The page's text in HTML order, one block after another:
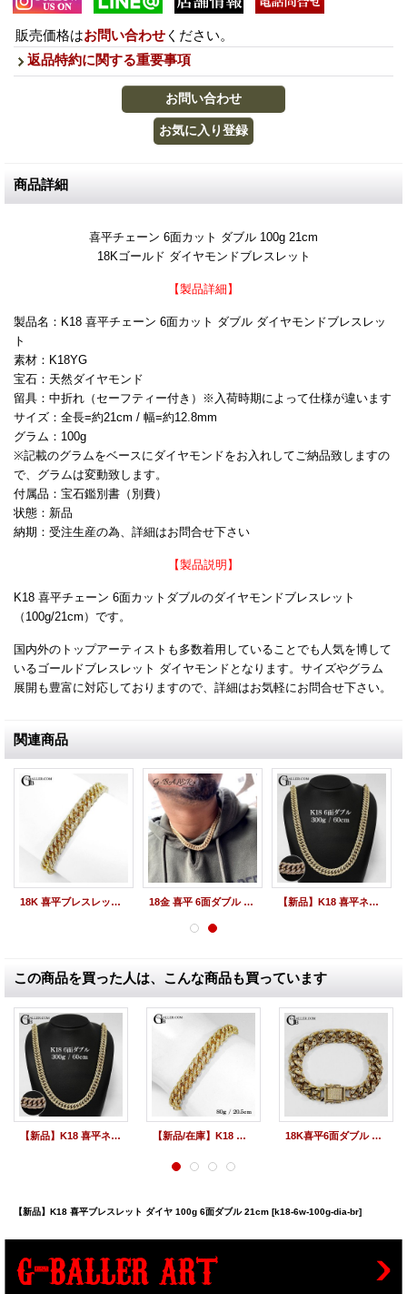
販売価格はお問い合わせ ください。
返品特約に関する重要事項
商品詳細
喜平チェーン 6面カット ダブル 100g 21cm
18Kゴールド ダイヤモンドブレスレット
【製品詳細】
製品名：K18 喜平チェーン 6面カット ダブル ダイヤモンドブレスレッ
ト
素材：K18YG
宝石：天然ダイヤモンド
留具：中折れ（セーフティー付き）※入荷時期によって仕様が違います
サイズ：全長=約21cm / 幅=約12.8mm
グラム：100g
※記載のグラムをベースにダイヤモンドをお入れしてご納品致しますの
で、グラムは変動致します。
付属品：宝石鑑別書（別費）
状態：新品
納期：受注生産の為、詳細はお問合せ下さい
【製品説明】
K18 喜平チェーン 6面カットダブルのダイヤモンドブレスレット
（100g/21cm）です。
国内外のトップアーティストも多数着用していることでも人気を博して
いるゴールドブレスレット ダイヤモンドとなります。サイズやグラム
展開も豊富に対応しておりますので、詳細はお気軽にお問合せ下さい。
関連商品
18K 喜平ブレスレット ダイヤモンド 6面カット ダブル 70g 20.5cm 18金 喜平 6面ダブル "VS Class" ダイヤモンドネックレス 200g 50cm 【新品】K18 喜平ネックレス ダイヤ 300g 6面ダブル 60cm/50cm
この商品を買った人は、こんな商品も買っています
【新品】K18 喜平ネックレス ダイヤ 300g 6面ダブル 60cm/50cm 【新品/在庫】K18 喜平ブレスレット ダイヤ 80g 6面ダブル 20.5cm 18K喜平6面ダブル ブレスレット 留具 アフターダイヤ
【新品】K18 喜平ブレスレット ダイヤ 100g 6面ダブル 21cm [k18-6w-100g-dia-br]